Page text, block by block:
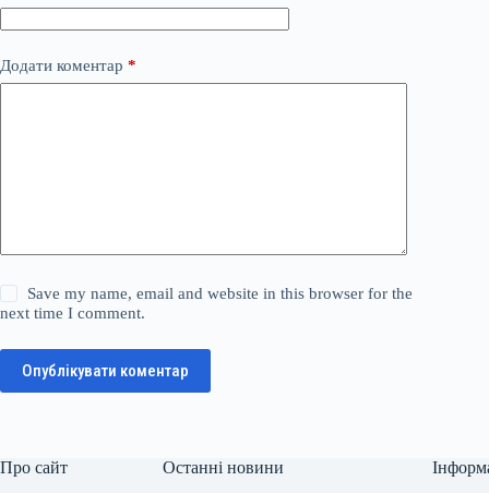
Додати коментар *
Save my name, email and website in this browser for the
next time I comment.
Опублікувати коментар
Про сайт Останні новини